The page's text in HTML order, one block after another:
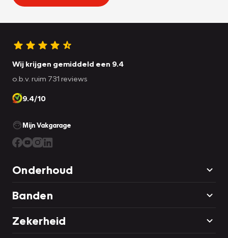
Wij krijgen gemiddeld een 9.4
o.b.v. ruim 731 reviews
9.4/10
Mijn Vakgarage
Onderhoud
Banden
Zekerheid